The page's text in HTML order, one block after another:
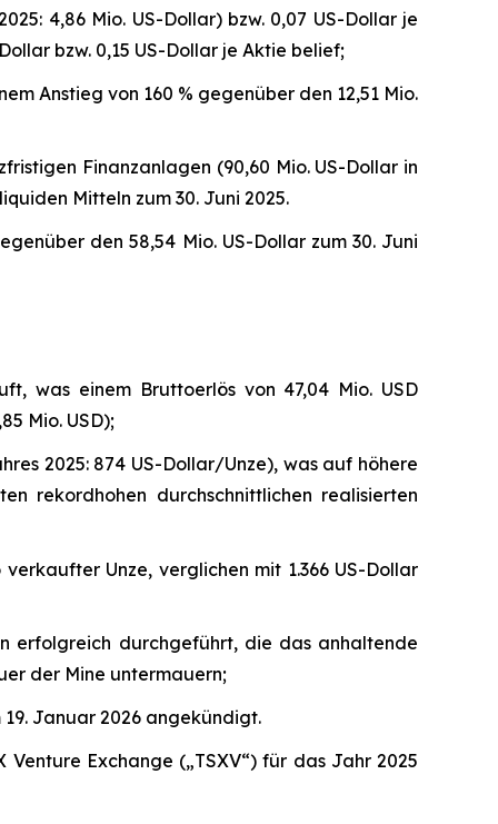
4,86 Mio. US-Dollar) bzw. 0,07 US-Dollar je
bzw. 0,15 US-Dollar je Aktie belief;
Anstieg von 160 % gegenüber den 12,51 Mio.
Finanzanlagen (90,60 Mio. US-Dollar in
Mitteln zum 30. Juni 2025.
den 58,54 Mio. US-Dollar zum 30. Juni
was einem Bruttoerlös von 47,04 Mio. USD
Mio. USD);
2025: 874 US-Dollar/Unze), was auf höhere
rekordhohen durchschnittlichen realisierten
Unze, verglichen mit 1.366 US-Dollar
erfolgreich durchgeführt, die das anhaltende
der Mine untermauern;
Januar 2026 angekündigt.
Exchange („TSXV“) für das Jahr 2025